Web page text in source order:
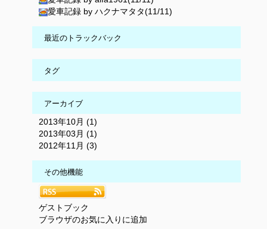
愛車記録 by ハクナマタタ(11/11)
最近のトラックバック
タグ
アーカイブ
2013年10月 (1)
2013年03月 (1)
2012年11月 (3)
その他機能
ゲストブック
ブラウザのお気に入りに追加